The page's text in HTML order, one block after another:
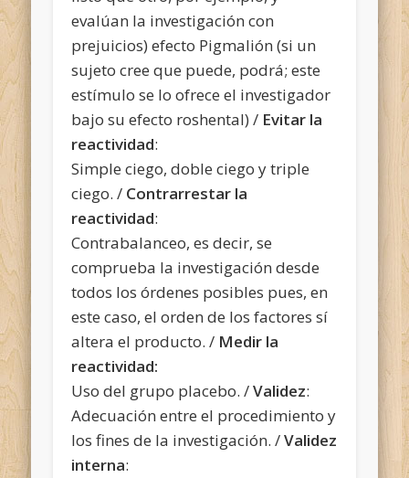
evalúan la investigación con
prejuicios) efecto Pigmalión (si un
sujeto cree que puede, podrá; este
estímulo se lo ofrece el investigador
bajo su efecto roshental) / Evitar la
reactividad:
Simple ciego, doble ciego y triple
ciego. / Contrarrestar la
reactividad:
Contrabalanceo, es decir, se
comprueba la investigación desde
todos los órdenes posibles pues, en
este caso, el orden de los factores sí
altera el producto. / Medir la
reactividad:
Uso del grupo placebo. /Validez:
Adecuación entre el procedimiento y
los fines de la investigación. /Validez
interna: